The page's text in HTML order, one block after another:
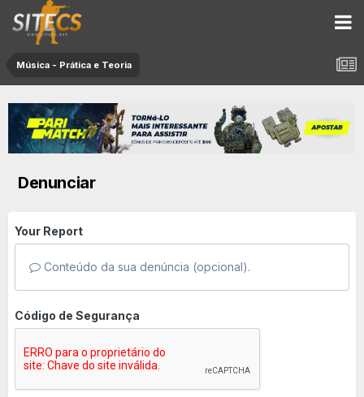
Música - Prática e Teoria
Denunciar
Your Report
Conteúdo da sua denúncia (opcional).
Código de Segurança